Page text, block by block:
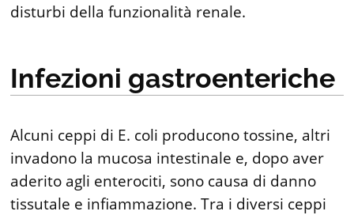
disturbi della funzionalità renale.
Infezioni gastroenteriche
Alcuni ceppi di E. coli producono tossine, altri
invadono la mucosa intestinale e, dopo aver
aderito agli enterociti, sono causa di danno
tissutale e infiammazione. Tra i diversi ceppi